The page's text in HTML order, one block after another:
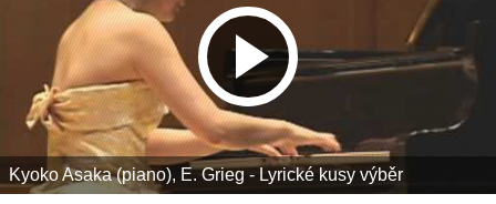
Kyoko Asaka (piano), E. Grieg - Lyrické kusy výběr